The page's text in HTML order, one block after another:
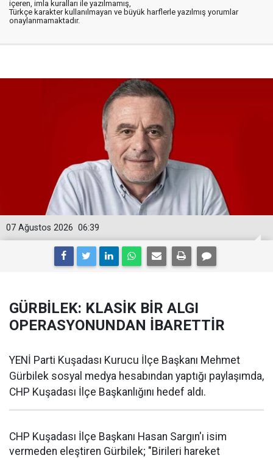
içeren, imla kuralları ile yazılmamış,
Türkçe karakter kullanılmayan ve büyük harflerle yazılmış yorumlar
onaylanmamaktadır.
06:39
07 Ağustos 2026
GÜRBİLEK: KLASİK BİR ALGI
OPERASYONUNDAN İBARETTİR
YENİ Parti Kuşadası Kurucu İlçe Başkanı Mehmet
Gürbilek sosyal medya hesabından yaptığı paylaşımda,
CHP Kuşadası İlçe Başkanlığını hedef aldı.
CHP Kuşadası İlçe Başkanı Hasan Sargın'ı isim
vermeden eleştiren Gürbilek; "Birileri hareket